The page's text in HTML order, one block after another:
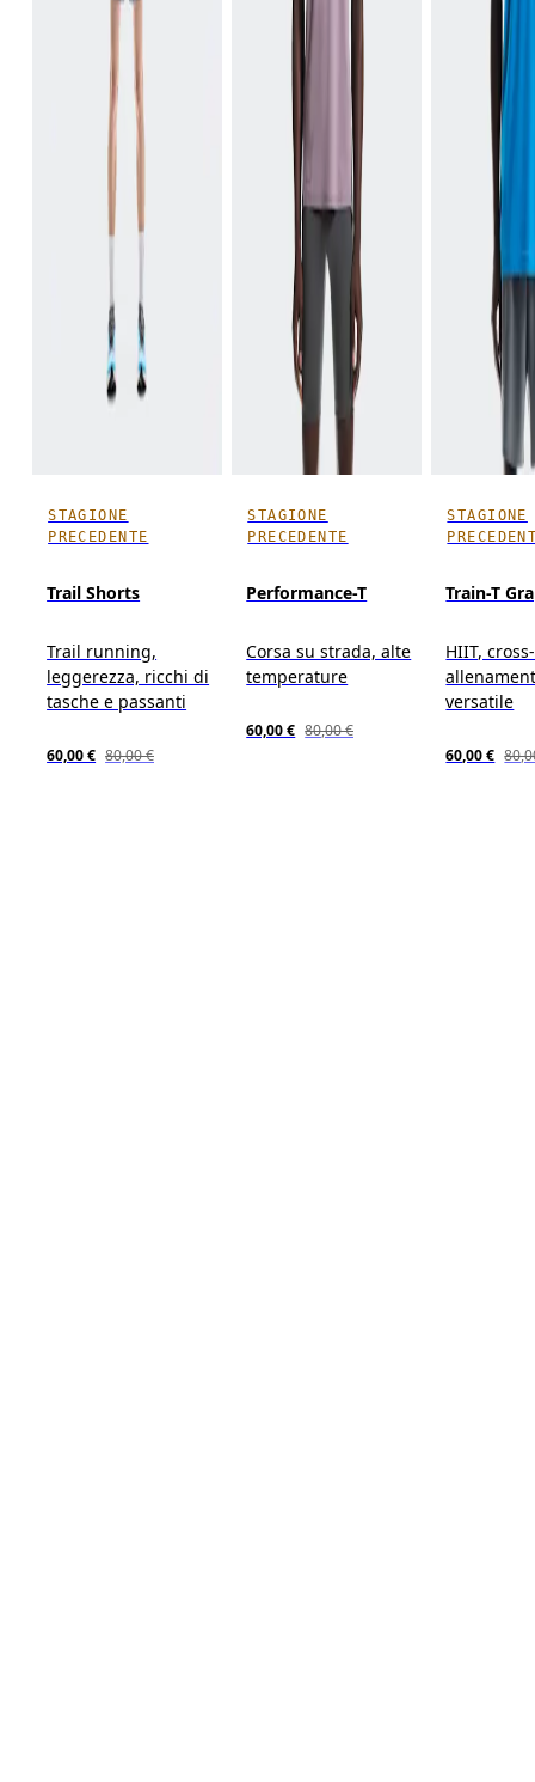
STAGIONE
PRECEDENTE
Trail Shorts
Trail running,
leggerezza, ricchi di
tasche e passanti
60,00 € 80,00 €
STAGIONE
PRECEDENTE
Performance-T
Corsa su strada, alte
temperature
60,00 € 80,00 €
STAGIONE
Train-T
HIIT,
versatile
60,00 €